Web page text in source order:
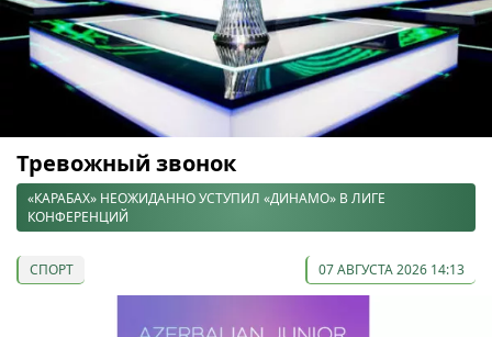
Тревожный звонок
«КАРАБАХ» НЕОЖИДАННО УСТУПИЛ «ДИНАМО» В ЛИГЕ
КОНФЕРЕНЦИЙ
СПОРТ 07 АВГУСТА 2026 14:13